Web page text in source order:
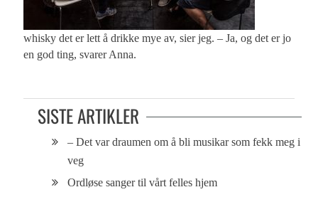
whisky det er lett å drikke mye av, sier jeg. – Ja, og det er jo
en god ting, svarer Anna.
SISTE ARTIKLER
– Det var draumen om å bli musikar som fekk meg i
veg
Ordløse sanger til vårt felles hjem